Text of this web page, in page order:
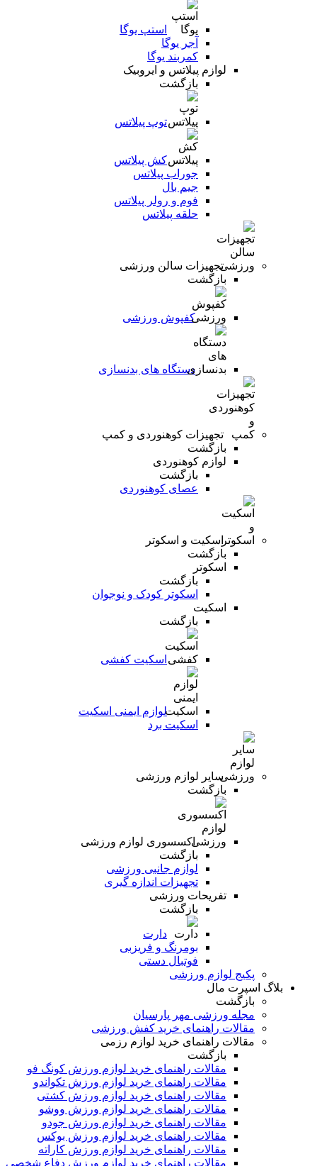
استپ یوگا
آجر یوگا
کمربند یوگا
لوازم پیلاتس و ایروبیک
بازگشت
توپ پیلاتس
کش پیلاتس
جوراب پیلاتس
جیم بال
فوم و رولر پیلاتس
حلقه پیلاتس
تجهیزات سالن ورزشی
بازگشت
کفپوش ورزشی
دستگاه های بدنسازی
تجهیزات کوهنوردی و کمپ
بازگشت
لوازم کوهنوردی
بازگشت
عصای کوهنوردی
اسکیت و اسکوتر
بازگشت
اسکوتر
بازگشت
اسکوتر کودک و نوجوان
اسکیت
بازگشت
اسکیت کفشی
لوازم ایمنی اسکیت
اسکیت برد
سایر لوازم ورزشی
بازگشت
اکسسوری لوازم ورزشی
بازگشت
لوازم جانبی ورزشی
تجهیزات اندازه گیری
تفریحات ورزشی
بازگشت
دارت
بومرنگ و فریزبی
فوتبال دستی
پکیج لوازم ورزشی
بلاگ اسپرت مال
بازگشت
مجله ورزشی مهر پارسیان
مقالات راهنمای خرید کفش ورزشی
مقالات راهنمای خرید لوازم رزمی
بازگشت
مقالات راهنمای خرید لوازم ورزش کونگ فو
مقالات راهنمای خرید لوازم ورزش تکواندو
مقالات راهنمای خرید لوازم ورزش کشتی
مقالات راهنمای خرید لوازم ورزش ووشو
مقالات راهنمای خرید لوازم ورزش جودو
مقالات راهنمای خرید لوازم ورزش بوکس
مقالات راهنمای خرید لوازم ورزش کاراته
مقالات راهنمای خرید لوازم ورزش دفاع شخصی